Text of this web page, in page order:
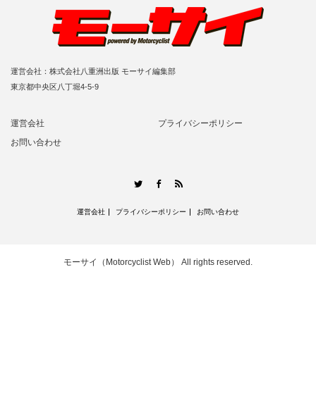
運営会社：株式会社八重洲出版 モーサイ編集部
東京都中央区八丁堀4-5-9
運営会社
プライバシーポリシー
お問い合わせ
TwitterFacebook
運営会社 プライバシーポリシー お問い合わせ
モーサイ（Motorcyclist Web） All rights reserved.